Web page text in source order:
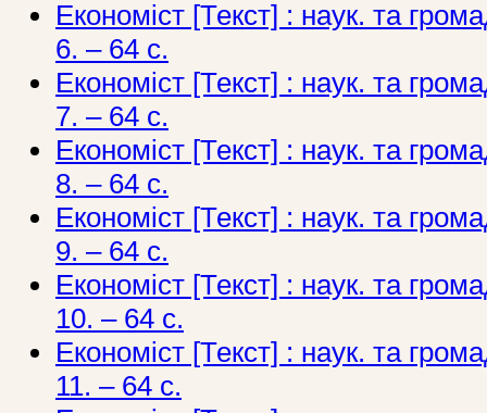
Економіст [Текст] : наук. та
6. – 64 с.
Економіст [Текст] : наук. та
7. – 64 с.
Економіст [Текст] : наук. та
8. – 64 с.
Економіст [Текст] : наук. та
9. – 64 с.
Економіст [Текст] : наук. та
10. – 64 с.
Економіст [Текст] : наук. та
11. – 64 с.